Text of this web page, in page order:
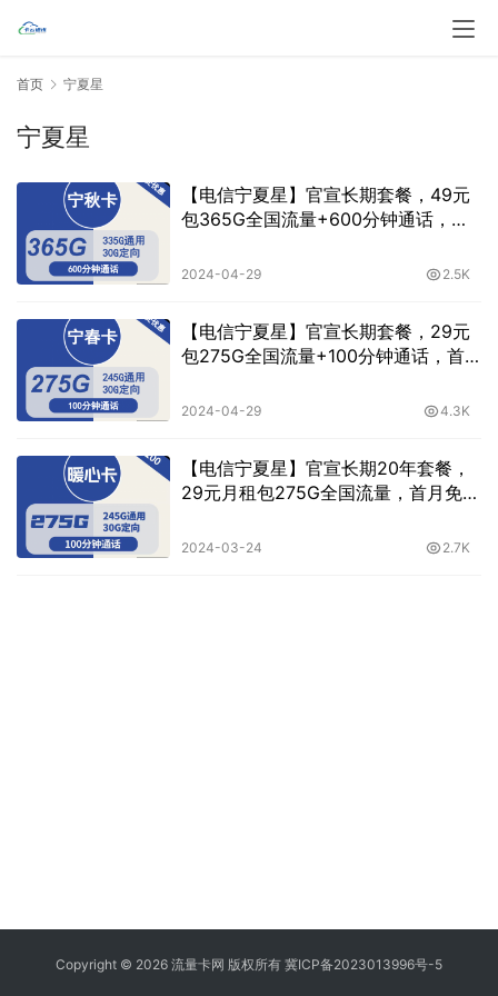
首页 宁夏星
宁夏星
【电信宁夏星】官宣长期套餐，49元
包365G全国流量+600分钟通话，首
2024-04-29 2.5K
【电信宁夏星】官宣长期套餐，29元
包275G全国流量+100分钟通话，首
2024-04-29 4.3K
【电信宁夏星】官宣长期20年套餐，
29元月租包275G全国流量，首月免月
包邮
2024-03-24 2.7K
Copyright © 2026 流量卡网 版权所有 冀ICP备2023013996号-5